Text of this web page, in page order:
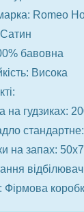
Romeo
бавовна
Висока
на гудзиках:
на запах:
Фірмова